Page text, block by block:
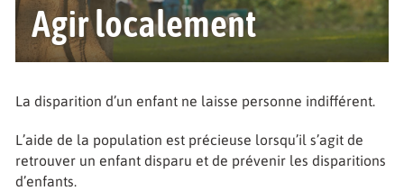
Agir localement
La disparition d’un enfant ne laisse personne indifférent.
L’aide de la population est précieuse lorsqu’il s’agit de
retrouver un enfant disparu et de prévenir les disparitions
d’enfants.